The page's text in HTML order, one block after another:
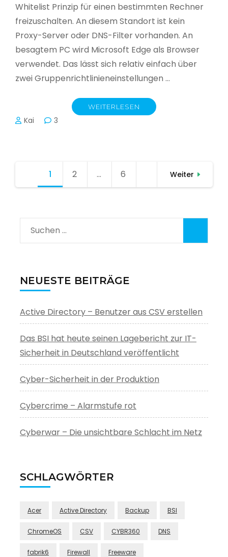
Whitelist Prinzip für einen bestimmten Rechner
freizuschalten. An diesem Standort ist kein
Proxy-Server oder DNS-Filter vorhanden. An
besagtem PC wird Microsoft Edge als Browser
verwendet. Das lässt sich relativ einfach über
zwei Gruppenrichtlinieneinstellungen …
WEITERLESEN
Kai 3
Seitennummerierung
1 Seite
2 … Seite
6 Weiter
Suchen
nach:
NEUESTE BEITRÄGE
Active Directory – Benutzer aus CSV erstellen
Das BSI hat heute seinen Lagebericht zur IT-
Sicherheit in Deutschland veröffentlicht
Cyber-Sicherheit in der Produktion
Cybercrime – Alarmstufe rot
Cyberwar – Die unsichtbare Schlacht im Netz
SCHLAGWÖRTER
Acer Active Directory Backup BSI
ChromeOS CSV CYBR360 DNS
fabrik6 Firewall Freeware